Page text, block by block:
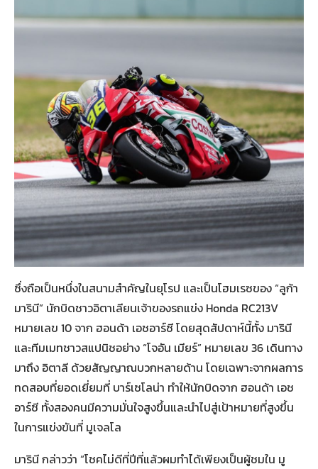
ซึ่งถือเป็นหนึ่งในสนามสำคัญในยุโรป และเป็นโฮมเรซของ “ลูก้า
มารินี” นักบิดชาวอิตาเลียนเจ้าของรถแข่ง Honda RC213V
หมายเลข 10 จาก ฮอนด้า เอชอาร์ซี โดยสุดสัปดาห์นี้ทั้ง มารินี
และทีมเมทชาวสแปนิชอย่าง “โจอัน เมียร์” หมายเลข 36 เดินทาง
มาถึง อิตาลี ด้วยสัญญาณบวกหลายด้าน โดยเฉพาะจากผลการ
ทดสอบที่ยอดเยี่ยมที่ บาร์เซโลน่า ทำให้นักบิดจาก ฮอนด้า เอช
อาร์ซี ทั้งสองคนมีความมั่นใจสูงขึ้นและนำไปสู่เป้าหมายที่สูงขึ้น
ในการแข่งขันที่ มูเจลโล
มารินี กล่าวว่า “โชคไม่ดีที่ปีที่แล้วผมทำได้เพียงเป็นผู้ชมใน มู